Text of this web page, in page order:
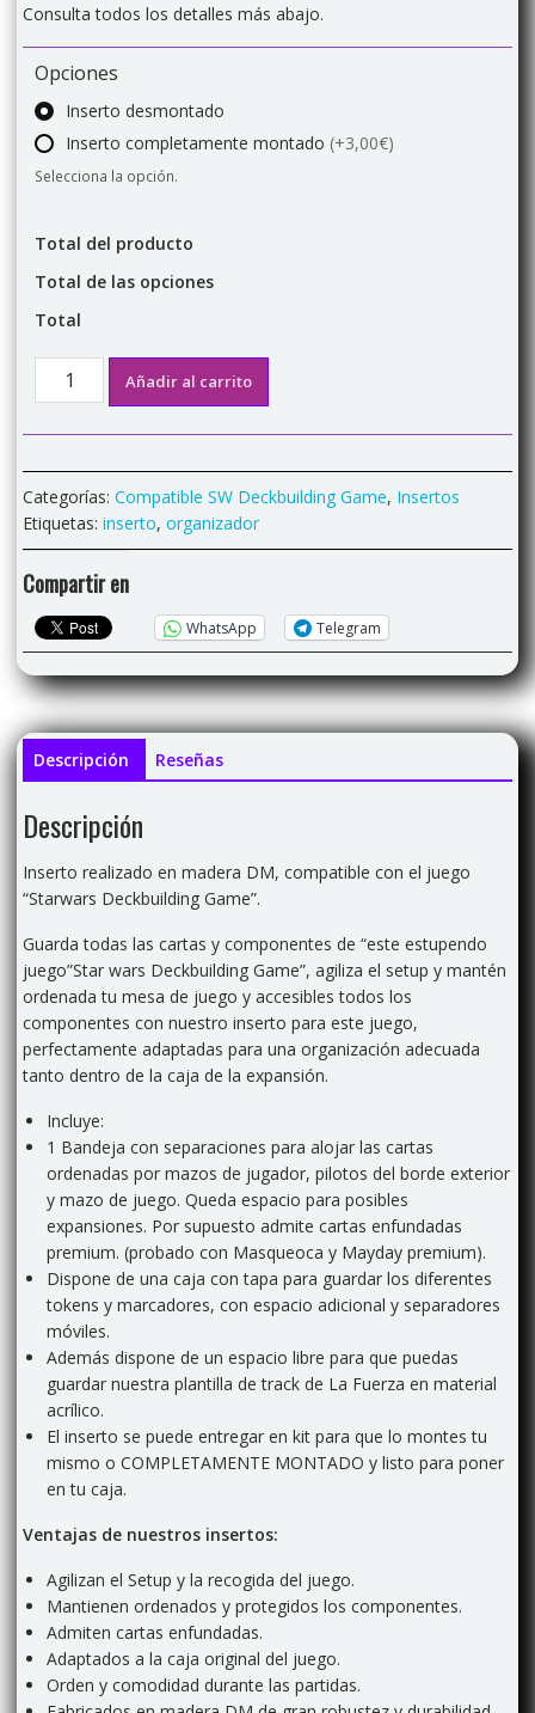
Consulta todos los detalles más abajo.
Opciones
Inserto desmontado
Inserto completamente montado (+3,00€)
Selecciona la opción.
Total del producto
Total de las opciones
Total
Inserto
Deckbuilding
Game"
cantidad
Añadir al carrito
Categorías: Compatible SW Deckbuilding Game, Insertos
Etiquetas: inserto, organizador
Compartir en
WhatsApp Telegram
Descripción Reseñas
Descripción
Inserto realizado en madera DM, compatible con el juego
“Starwars Deckbuilding Game”.
Guarda todas las cartas y componentes de “este estupendo
juego”Star wars Deckbuilding Game”, agiliza el setup y mantén
ordenada tu mesa de juego y accesibles todos los
componentes con nuestro inserto para este juego,
perfectamente adaptadas para una organización adecuada
tanto dentro de la caja de la expansión.
Incluye:
1 Bandeja con separaciones para alojar las cartas
ordenadas por mazos de jugador, pilotos del borde exterior
y mazo de juego. Queda espacio para posibles
expansiones. Por supuesto admite cartas enfundadas
premium. (probado con Masqueoca y Mayday premium).
Dispone de una caja con tapa para guardar los diferentes
tokens y marcadores, con espacio adicional y separadores
móviles.
Además dispone de un espacio libre para que puedas
guardar nuestra plantilla de track de La Fuerza en material
acrílico.
El inserto se puede entregar en kit para que lo montes tu
mismo o COMPLETAMENTE MONTADO y listo para poner
en tu caja.
Ventajas de nuestros insertos:
Agilizan el Setup y la recogida del juego.
Mantienen ordenados y protegidos los componentes.
Admiten cartas enfundadas.
Adaptados a la caja original del juego.
Orden y comodidad durante las partidas.